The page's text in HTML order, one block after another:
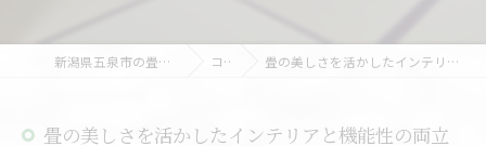
新潟県五泉市の畳なら有限会社建石畳店 コラム 畳の美しさを活かしたインテリアと機能性の両立方法を徹底解説
畳の美しさを活かしたインテリアと機能性の両立